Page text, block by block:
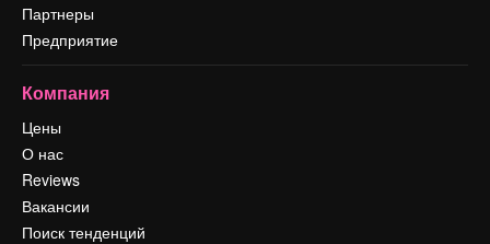
Партнеры
Предприятие
Компания
Цены
О нас
Reviews
Вакансии
Поиск тенденций